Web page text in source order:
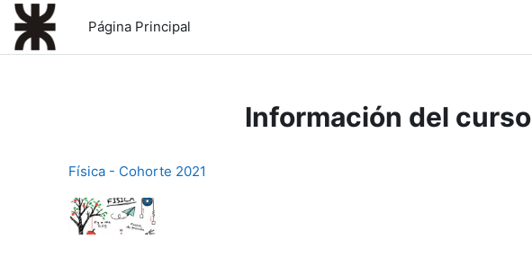
Salta al contenido principal
Página Principal
Información del curso
Física - Cohorte 2021